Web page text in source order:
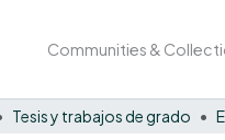
Communities &
Tesis y trabajos de grado